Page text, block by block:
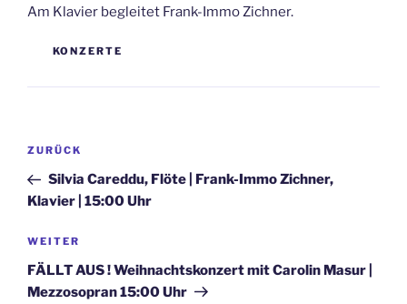
Am Klavier begleitet Frank-Immo Zichner.
KATEGORIEN
KONZERTE
Beitragsnavigation
Vorheriger
Beitrag
ZURÜCK
Silvia Careddu, Flöte | Frank-Immo Zichner,
Klavier | 15:00 Uhr
Nächster
Beitrag
WEITER
FÄLLT AUS ! Weihnachtskonzert mit Carolin Masur |
Mezzosopran 15:00 Uhr